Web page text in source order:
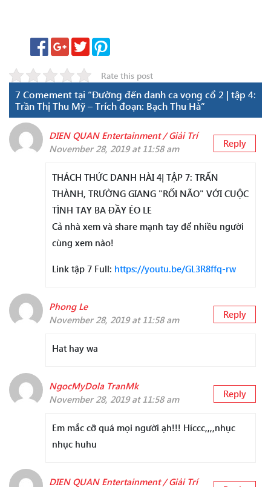
Rate this post
7 Comement tại “Đường đến danh ca vọng cổ 2 | tập 4:
Trần Thị Thu Mỹ – Trích đoạn: Bạch Thu Hà”
DIEN QUAN Entertainment / Giải Trí
November 28, 2019 at 11:58 am
Reply
THÁCH THỨC DANH HÀI 4| TẬP 7: TRẤN
THÀNH, TRƯỜNG GIANG "RỐI NÃO" VỚI CUỘC
TÌNH TAY BA ĐẦY ÉO LE
Cả nhà xem và share mạnh tay để nhiều người
cùng xem nào!
Link tập 7 Full: https://youtu.be/GL3R8ffq-rw
Phong Le
November 28, 2019 at 11:58 am
Reply
Hat hay wa
NgocMyDola TranMk
November 28, 2019 at 11:58 am
Reply
Em mắc cỡ quá mọi người ạh!!! Híccc,,,,nhục
nhục huhu
DIEN QUAN Entertainment / Giải Trí